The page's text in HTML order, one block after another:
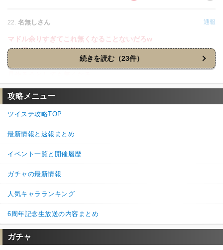
22. 名無しさん 通報
マドル余りすぎてこれ無くなることないだろw
って思ってた時期が懐かしいよ。。
カードの育成してたら面白いくらいにすぐ無くなる。ルームで家
何気にマドル集めが1番キツいよ！！！
だって集めてもすぐ無くなるもん！！！
15 0
21. 名無しさん
育てたいキャラが急に手元に来たとか、育成待ち達がいっぱいい
るのにマドルなくて育てられないよ😭
返信 (0)
20. 名無しさん 通報
ガチでめっちゃマドル余ってるwwww
続きを読む（23件）
攻略メニュー
ツイステ攻略TOP
最新情報と速報まとめ
イベント一覧と開催履歴
ガチャの最新情報
人気キャラランキング
6周年記念生放送の内容まとめ
ガチャ